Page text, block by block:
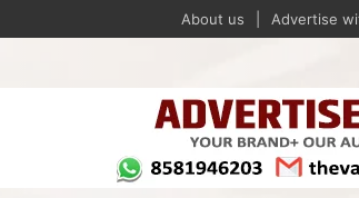
About us Advertise